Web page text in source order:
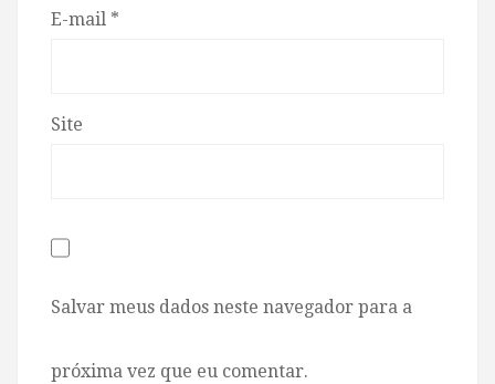
E-mail *
Site
Salvar meus dados neste navegador para a
próxima vez que eu comentar.